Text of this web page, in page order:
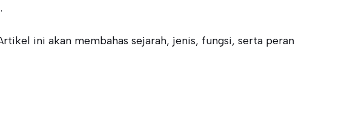
ini akan membahas sejarah, jenis, fungsi, serta peran